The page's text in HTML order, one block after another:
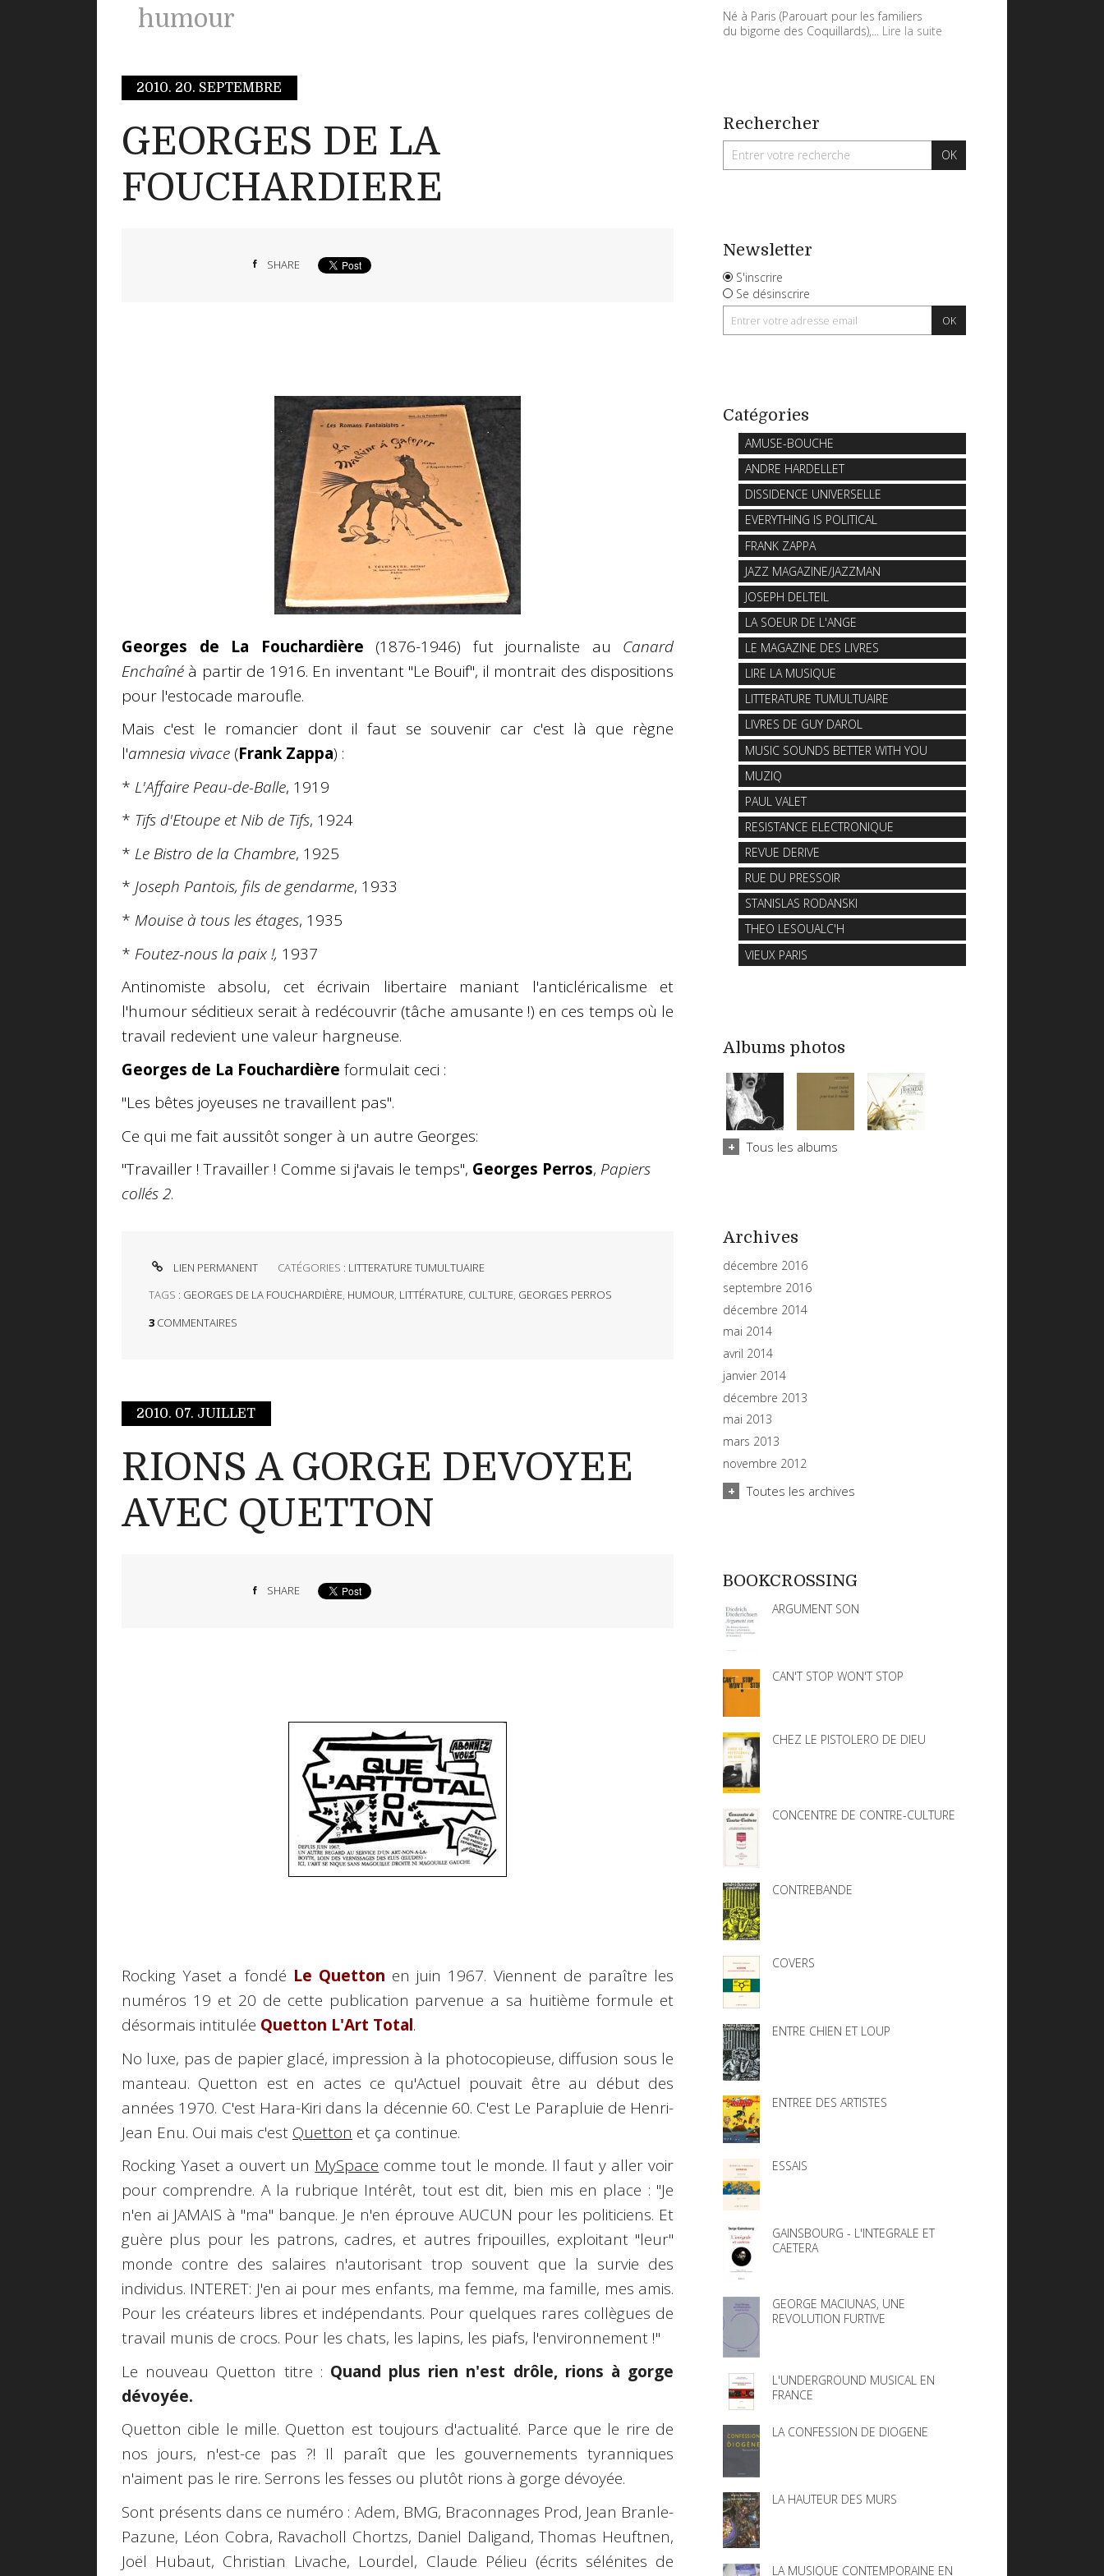
humour
2010. 20. SEPTEMBRE
GEORGES DE LA
FOUCHARDIERE
SHARE
Georges de La Fouchardière (1876-1946) fut journaliste au
Canard
Enchaîné à partir de 1916. En inventant "Le Bouif", il montrait des dispositions
pour l'estocade maroufle.
Mais c'est le romancier dont il faut se souvenir car c'est là que règne
l'amnesia vivace (Frank Zappa) :
* L'Affaire Peau-de-Balle, 1919
* Tifs d'Etoupe et Nib de Tifs, 1924
* Le Bistro de la Chambre, 1925
* Joseph Pantois, fils de gendarme, 1933
* Mouise à tous les étages, 1935
* Foutez-nous la paix !, 1937
Antinomiste absolu, cet écrivain libertaire maniant l'anticléricalisme et
l'humour séditieux serait à redécouvrir (tâche amusante !) en ces temps où le
travail redevient une valeur hargneuse.
Georges de La Fouchardière formulait ceci :
"Les bêtes joyeuses ne travaillent pas".
Ce qui me fait aussitôt songer à un autre Georges:
"Travailler ! Travailler ! Comme si j'avais le temps", Georges Perros, Papiers
collés 2.
LIEN PERMANENT CATÉGORIES : LITTERATURE TUMULTUAIRE
TAGS : GEORGES DE LA FOUCHARDIÈRE, HUMOUR, LITTÉRATURE, CULTURE, GEORGES PERROS
3 COMMENTAIRES
2010. 07. JUILLET
RIONS A GORGE DEVOYEE
AVEC QUETTON
SHARE
Rocking Yaset a fondé Le Quetton en juin 1967. Viennent de paraître les
numéros 19 et 20 de cette publication parvenue a sa huitième formule et
désormais intitulée Quetton L'Art Total.
No luxe, pas de papier glacé, impression à la photocopieuse, diffusion sous le
manteau. Quetton est en actes ce qu'Actuel pouvait être au début des
années 1970. C'est Hara-Kiri dans la décennie 60. C'est Le Parapluie de Henri-
Jean Enu. Oui mais c'est Quetton et ça continue.
Rocking Yaset a ouvert un MySpace comme tout le monde. Il faut y aller voir
pour comprendre. A la rubrique Intérêt, tout est dit, bien mis en place : "Je
n'en ai JAMAIS à "ma" banque. Je n'en éprouve AUCUN pour les politiciens. Et
guère plus pour les patrons, cadres, et autres fripouilles, exploitant "leur"
monde contre des salaires n'autorisant trop souvent que la survie des
individus. INTERET: J'en ai pour mes enfants, ma femme, ma famille, mes amis.
Pour les créateurs libres et indépendants. Pour quelques rares collègues de
travail munis de crocs. Pour les chats, les lapins, les piafs, l'environnement !"
Le nouveau Quetton titre : Quand plus rien n'est drôle, rions à gorge
dévoyée.
Quetton cible le mille. Quetton est toujours d'actualité. Parce que le rire de
nos jours, n'est-ce pas ?! Il paraît que les gouvernements tyranniques
n'aiment pas le rire. Serrons les fesses ou plutôt rions à gorge dévoyée.
Sont présents dans ce numéro : Adem, BMG, Braconnages Prod, Jean Branle-
Pazune, Léon Cobra, Ravacholl Chortzs, Daniel Daligand, Thomas Heuftnen,
Joël Hubaut, Christian Livache, Lourdel, Claude Pélieu (écrits sélénites de
Né à Paris (Parouart pour les familiers
du bigorne des Coquillards),... Lire la suite
Rechercher
Newsletter
S'inscrire
Se désinscrire
Catégories
AMUSE-BOUCHE
ANDRE HARDELLET
DISSIDENCE UNIVERSELLE
EVERYTHING IS POLITICAL
FRANK ZAPPA
JAZZ MAGAZINE/JAZZMAN
JOSEPH DELTEIL
LA SOEUR DE L'ANGE
LE MAGAZINE DES LIVRES
LIRE LA MUSIQUE
LITTERATURE TUMULTUAIRE
LIVRES DE GUY DAROL
MUSIC SOUNDS BETTER WITH YOU
MUZIQ
PAUL VALET
RESISTANCE ELECTRONIQUE
REVUE DERIVE
RUE DU PRESSOIR
STANISLAS RODANSKI
THEO LESOUALC'H
VIEUX PARIS
Albums photos
Tous les albums
Archives
décembre 2016
septembre 2016
décembre 2014
mai 2014
avril 2014
janvier 2014
décembre 2013
mai 2013
mars 2013
novembre 2012
Toutes les archives
BOOKCROSSING
ARGUMENT SON
CAN'T STOP WON'T STOP
CHEZ LE PISTOLERO DE DIEU
CONCENTRE DE CONTRE-CULTURE
CONTREBANDE
COVERS
ENTRE CHIEN ET LOUP
ENTREE DES ARTISTES
ESSAIS
GAINSBOURG - L'INTEGRALE ET
CAETERA
GEORGE MACIUNAS, UNE
REVOLUTION FURTIVE
L'UNDERGROUND MUSICAL EN
FRANCE
LA CONFESSION DE DIOGENE
LA HAUTEUR DES MURS
LA MUSIQUE CONTEMPORAINE EN